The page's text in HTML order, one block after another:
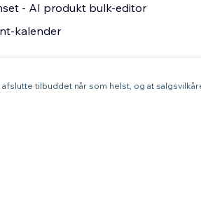
- AI produkt bulk-editor
kalender
tilbuddet når som helst, og at